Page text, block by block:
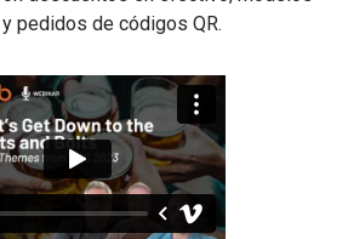
pedidos de códigos QR.